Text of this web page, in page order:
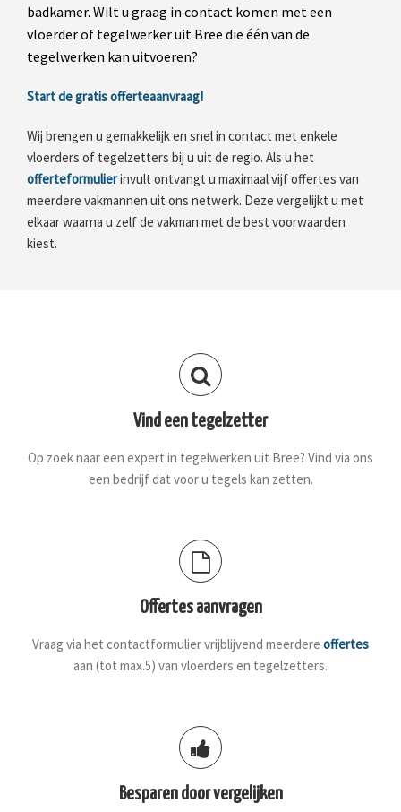
badkamer. Wilt u graag in contact komen met een
vloerder of tegelwerker uit Bree die één van de
tegelwerken kan uitvoeren?
Start de gratis offerteaanvraag!
Wij brengen u gemakkelijk en snel in contact met enkele
vloerders of tegelzetters bij u uit de regio. Als u het
offerteformulierinvult ontvangt u maximaal vijf offertes van
meerdere vakmannen uit ons netwerk. Deze vergelijkt u met
elkaar waarna u zelf de vakman met de best voorwaarden
kiest.
Vind een tegelzetter
Op zoek naar een expert in tegelwerken uit Bree? Vind via ons
een bedrijf dat voor u tegels kan zetten.
Offertes aanvragen
Vraag via het contactformulier vrijblijvend meerdere offertes
aan (tot max.5) van vloerders en tegelzetters.
Besparen door vergelijken